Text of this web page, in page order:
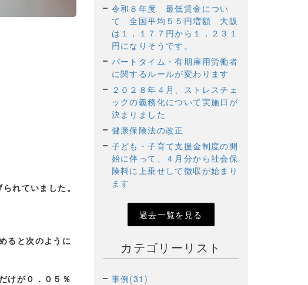
れていました。
ると次のように
けが０．０５％
令和８年度 最低賃金につい
て 全国平均５５円増額 大阪
は１，１７７円から１，２３１
円になりそうです。
パートタイム・有期雇用労働者
に関するルールが変わります
２０２８年４月、ストレスチェ
ックの義務化について実施日が
決まりました
健康保険法の改正
子ども・子育て支援金制度の開
始に伴って、４月分から社会保
険料に上乗せして徴収が始まり
ます
過去一覧を見る
カテゴリーリスト
事例(31)